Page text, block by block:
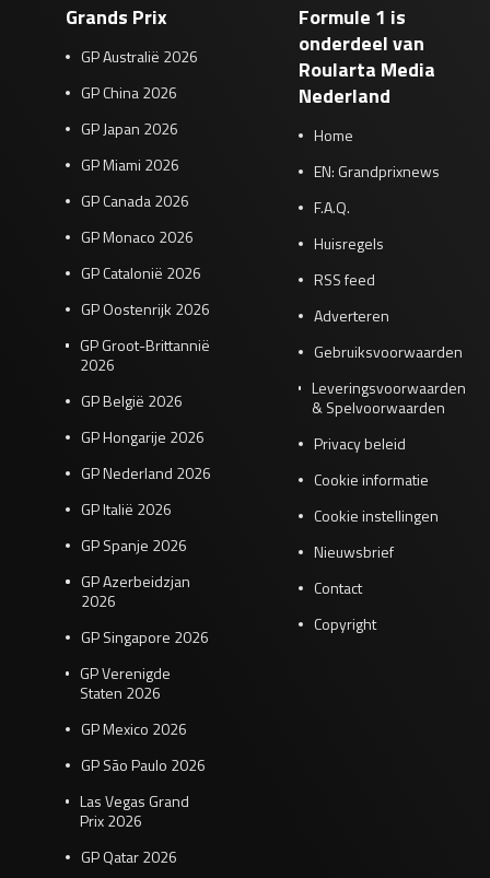
Grands Prix
GP Australië 2026
GP China 2026
GP Japan 2026
GP Miami 2026
GP Canada 2026
GP Monaco 2026
GP Catalonië 2026
GP Oostenrijk 2026
GP Groot-Brittannië
2026
GP België 2026
GP Hongarije 2026
GP Nederland 2026
GP Italië 2026
GP Spanje 2026
GP Azerbeidzjan
2026
GP Singapore 2026
GP Verenigde
Staten 2026
GP Mexico 2026
GP São Paulo 2026
Las Vegas Grand
Prix 2026
GP Qatar 2026
Formule 1 is
onderdeel van
Roularta Media
Nederland
Home
EN: Grandprixnews
F.A.Q.
Huisregels
RSS feed
Adverteren
Gebruiksvoorwaarden
Leveringsvoorwaarden
& Spelvoorwaarden
Privacy beleid
Cookie informatie
Cookie instellingen
Nieuwsbrief
Contact
Copyright